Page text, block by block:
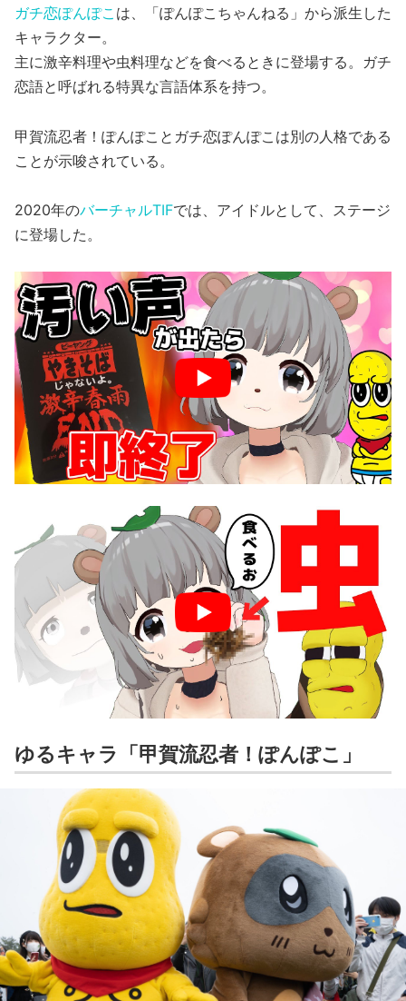
ガチ恋ぽんぽこ は、「ぽんぽこちゃんねる」から派生した
キャラクター。
主に激辛料理や虫料理などを食べるときに登場する。ガチ
恋語と呼ばれる特異な言語体系を持つ。
甲賀流忍者！ぽんぽことガチ恋ぽんぽこは別の人格である
ことが示唆されている。
2020年のバーチャルTIFでは、アイドルとして、ステージ
に登場した。
ゆるキャラ「甲賀流忍者！ぽんぽこ」